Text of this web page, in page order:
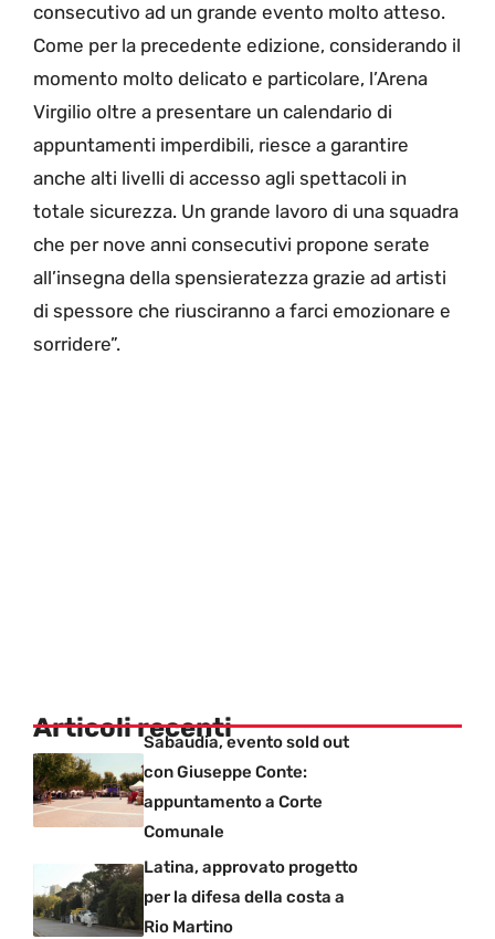
consecutivo ad un grande evento molto atteso.
Come per la precedente edizione, considerando il
momento molto delicato e particolare, l’Arena
Virgilio oltre a presentare un calendario di
appuntamenti imperdibili, riesce a garantire
anche alti livelli di accesso agli spettacoli in
totale sicurezza. Un grande lavoro di una squadra
che per nove anni consecutivi propone serate
all’insegna della spensieratezza grazie ad artisti
di spessore che riusciranno a farci emozionare e
sorridere”.
Articoli recentiSabaudia, evento sold out
con Giuseppe Conte:
appuntamento a Corte
Comunale
Latina, approvato progetto
per la difesa della costa a
Rio Martino